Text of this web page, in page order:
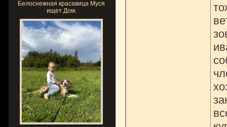
Белоснежная красавица Муся
ищет Дом.